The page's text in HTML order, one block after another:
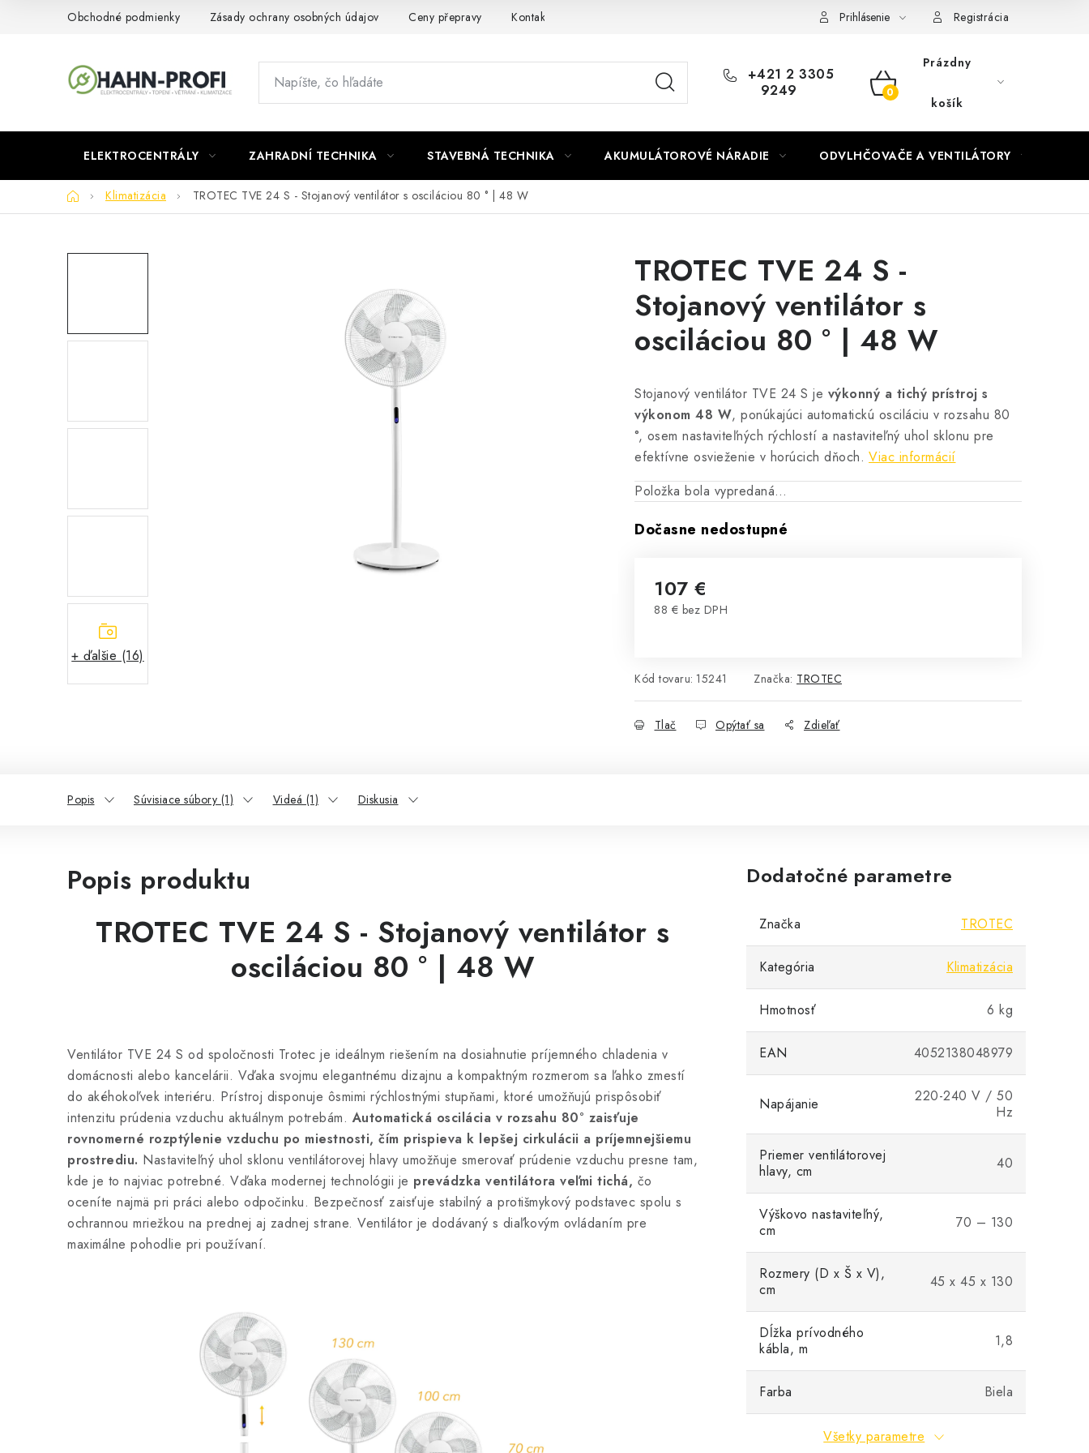
Obchodné podmienky Zásady ochrany osobných údajov Ceny přepravy Kontakty Prihlásenie Registrácia
+421 2 3305
9249
NÁKUPNÝ
Prázdny
košík
ELEKTROCENTRÁLY ZAHRADNÍ TECHNIKA STAVEBNÁ TECHNIKA AKUMULÁTOROVÉ NÁRADIE ODVLHČOVAČE A VENTILÁTORY
DomovKlimatizácia TROTEC TVE 24 S - Stojanový ventilátor s osciláciou 80 ° | 48 W
+ ďalšie (16)
TROTEC TVE 24 S -
Stojanový ventilátor s
osciláciou 80 ° | 48 W
Stojanový ventilátor TVE 24 S je výkonný a tichý prístroj s
výkonom 48 W, ponúkajúci automatickú osciláciu v rozsahu 80
°, osem nastaviteľných rýchlostí a nastaviteľný uhol sklonu pre
efektívne osvieženie v horúcich dňoch. Viac informácií
Položka bola vypredaná…
Dočasne nedostupné
107 €
88 € bez DPH
Kód tovaru: 15241 Značka: TROTEC
Tlač Opýtať sa Zdieľať
Popis Súvisiace súbory (1) Videá (1) Diskusia
Popis produktu
TROTEC TVE 24 S - Stojanový ventilátor s
osciláciou 80 ° | 48 W
Ventilátor TVE 24 S od spoločnosti Trotec je ideálnym riešením na dosiahnutie príjemného chladenia v
domácnosti alebo kancelárii. Vďaka svojmu elegantnému dizajnu a kompaktným rozmerom sa ľahko zmestí
do akéhokoľvek interiéru. Prístroj disponuje ôsmimi rýchlostnými stupňami, ktoré umožňujú prispôsobiť
intenzitu prúdenia vzduchu aktuálnym potrebám. Automatická oscilácia v rozsahu 80° zaisťuje
rovnomerné rozptýlenie vzduchu po miestnosti, čím prispieva k lepšej cirkulácii a príjemnejšiemu
prostrediu. Nastaviteľný uhol sklonu ventilátorovej hlavy umožňuje smerovať prúdenie vzduchu presne tam,
kde je to najviac potrebné. Vďaka modernej technológii je prevádzka ventilátora veľmi tichá, čo
oceníte najmä pri práci alebo odpočinku. Bezpečnosť zaisťuje stabilný a protišmykový podstavec spolu s
ochrannou mriežkou na prednej aj zadnej strane. Ventilátor je dodávaný s diaľkovým ovládaním pre
maximálne pohodlie pri používaní.
Dodatočné parametre
Značka TROTEC
Kategória Klimatizácia
Hmotnosť 6 kg
EAN 4052138048979
Napájanie
220-240 V / 50
Hz
Priemer ventilátorovej
hlavy, cm
40
Výškovo nastaviteľný,
cm
70 – 130
Rozmery (D x Š x V),
cm
45 x 45 x 130
Dĺžka prívodného
kábla, m
1,8
Farba Biela
Všetky parametre